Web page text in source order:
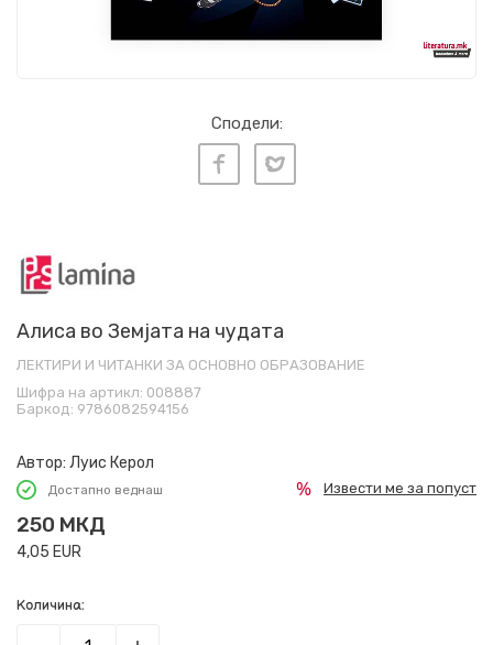
Сподели:
Алиса во Земјата на чудата
ЛЕКТИРИ И ЧИТАНКИ ЗА ОСНОВНО ОБРАЗОВАНИЕ
Шифра на артикл: 008887
Баркод: 9786082594156
Автор: Луис Керол
Достапно веднаш
250 МКД
4,05 EUR
Извести ме за попуст
Количина: